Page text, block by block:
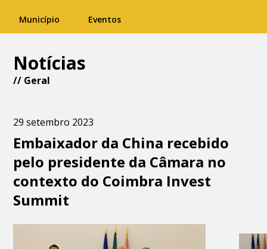
Município Eventos
Notícias
// Geral
29 setembro 2023
Embaixador da China recebido
pelo presidente da Câmara no
contexto do Coimbra Invest
Summit